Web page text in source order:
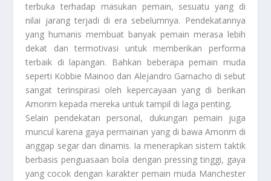
terbuka terhadap masukan pemain, sesuatu yang di
nilai jarang terjadi di era sebelumnya. Pendekatannya
yang humanis membuat banyak pemain merasa lebih
dekat dan termotivasi untuk memberikan performa
terbaik di lapangan. Bahkan beberapa pemain muda
seperti Kobbie Mainoo dan Alejandro Garnacho di sebut
sangat terinspirasi oleh kepercayaan yang di berikan
Amorim kepada mereka untuk tampil di laga penting.
Selain pendekatan personal, dukungan pemain juga
muncul karena gaya permainan yang di bawa Amorim di
anggap segar dan dinamis. Ia menerapkan sistem taktik
berbasis penguasaan bola dengan pressing tinggi, gaya
yang cocok dengan karakter pemain muda Manchester